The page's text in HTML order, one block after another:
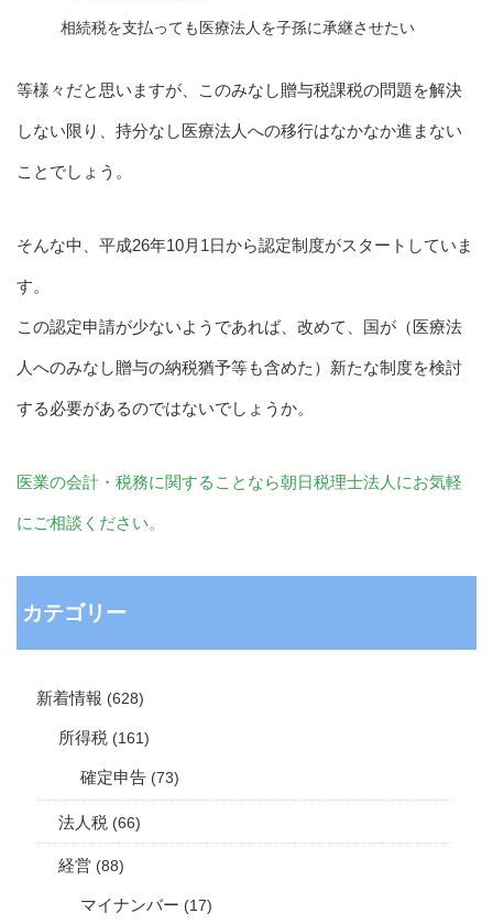
相続税を支払っても医療法人を子孫に承継させたい
等様々だと思いますが、このみなし贈与税課税の問題を解決
しない限り、持分なし医療法人への移行はなかなか進まない
ことでしょう。
そんな中、平成26年10月1日から認定制度がスタートしていま
す。
この認定申請が少ないようであれば、改めて、国が（医療法
人へのみなし贈与の納税猶予等も含めた）新たな制度を検討
する必要があるのではないでしょうか。
医業の会計・税務に関することなら朝日税理士法人にお気軽
にご相談ください。
カテゴリー
新着情報 (628)
所得税 (161)
確定申告 (73)
法人税 (66)
経営 (88)
マイナンバー (17)